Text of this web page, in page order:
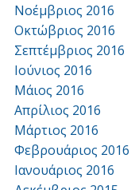
Νοέμβριος 2016
Οκτώβριος 2016
Σεπτέμβριος 2016
Ιούνιος 2016
Μάιος 2016
Απρίλιος 2016
Μάρτιος 2016
Φεβρουάριος 2016
Ιανουάριος 2016